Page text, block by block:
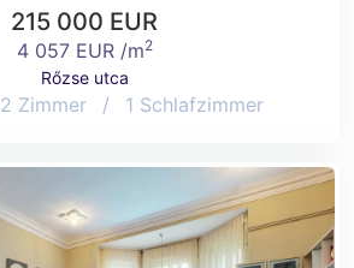
215 000 EUR
4 057 EUR /m2
Rőzse utca
2 Zimmer / 1 Schlafzimmer